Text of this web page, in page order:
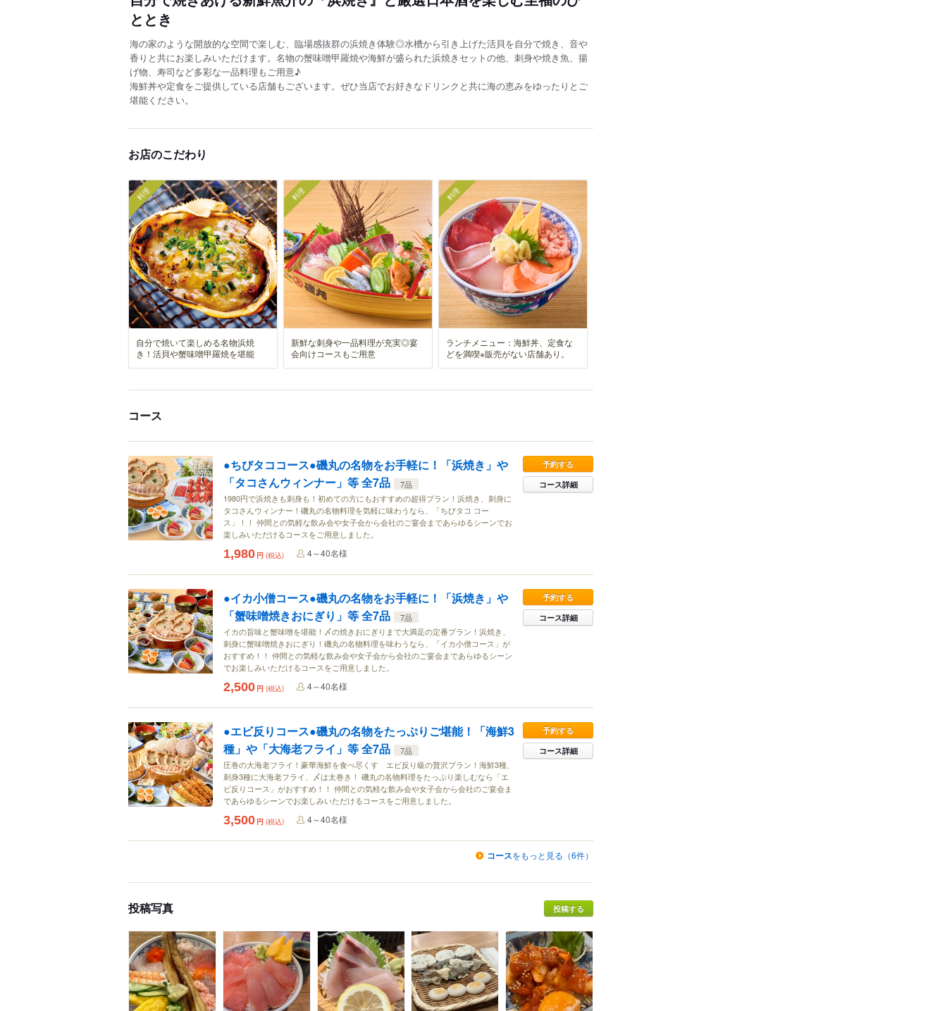
ととき
海の家のような開放的な空間で楽しむ、臨場感抜群の浜焼き体験◎水槽から引き上げた活貝を自分で焼き、音や
香りと共にお楽しみいただけます。名物の蟹味噌甲羅焼や海鮮が盛られた浜焼きセットの他、刺身や焼き魚、揚
げ物、寿司など多彩な一品料理もご用意♪
海鮮丼や定食をご提供している店舗もございます。ぜひ当店でお好きなドリンクと共に海の恵みをゆったりとご
堪能ください。
お店のこだわり
料理
自分で焼いて楽しめる名物浜焼
き！活貝や蟹味噌甲羅焼を堪能
料理
新鮮な刺身や一品料理が充実◎宴
会向けコースもご用意
料理
ランチメニュー：海鮮丼、定食な
どを満喫※販売がない店舗あり。
コース
●ちびタココース●磯丸の名物をお手軽に！「浜焼き」や
「タコさんウィンナー」等 全7品
7品
1980円で浜焼きも刺身も！初めての方にもおすすめの超得プラン！浜焼き、刺身に
タコさんウィンナー！磯丸の名物料理を気軽に味わうなら、「ちびタコ コー
ス」！！ 仲間との気軽な飲み会や女子会から会社のご宴会まであらゆるシーンでお
楽しみいただけるコースをご用意しました。
予約する
コース詳細
1,980 円 (税込) 4～40名様
●イカ小僧コース●磯丸の名物をお手軽に！「浜焼き」や
「蟹味噌焼きおにぎり」等 全7品
7品
イカの旨味と蟹味噌を堪能！〆の焼きおにぎりまで大満足の定番プラン！浜焼き、
刺身に蟹味噌焼きおにぎり！磯丸の名物料理を味わうなら、「イカ小僧コース」が
おすすめ！！ 仲間との気軽な飲み会や女子会から会社のご宴会まであらゆるシーン
でお楽しみいただけるコースをご用意しました。
予約する
コース詳細
2,500 円 (税込) 4～40名様
●エビ反りコース●磯丸の名物をたっぷりご堪能！「海鮮3
種」や「大海老フライ」等 全7品
7品
圧巻の大海老フライ！豪華海鮮を食べ尽くす エビ反り級の贅沢プラン！海鮮3種、
刺身3種に大海老フライ、〆は太巻き！ 磯丸の名物料理をたっぷり楽しむなら「エ
ビ反りコース」がおすすめ！！ 仲間との気軽な飲み会や女子会から会社のご宴会ま
であらゆるシーンでお楽しみいただけるコースをご用意しました。
予約する
コース詳細
3,500 円 (税込) 4～40名様
コースをもっと見る（6件）
投稿写真 投稿する